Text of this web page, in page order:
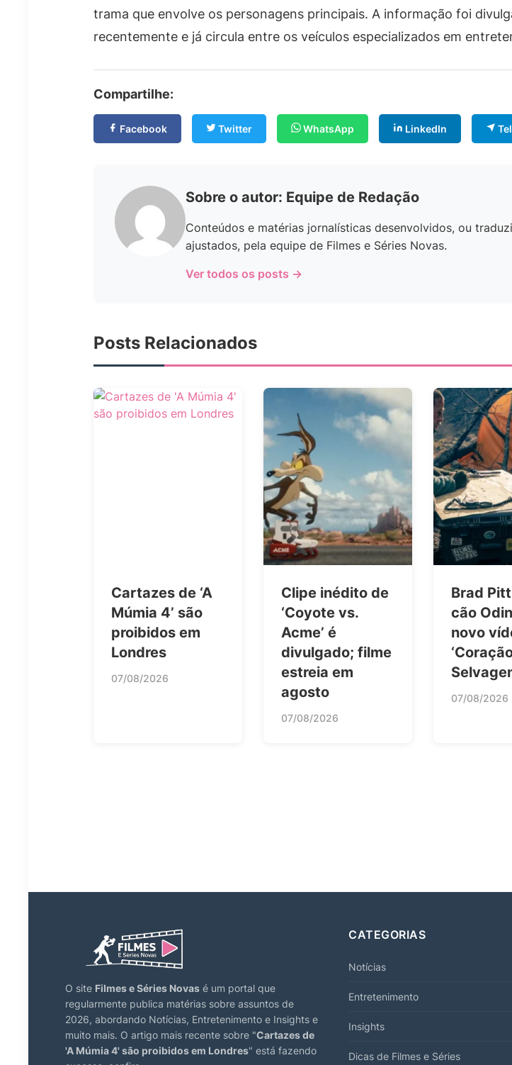
trama que envolve os personagens principais. A informação foi
recentemente e já circula entre os veículos especializados em
Compartilhe:
Facebook Twitter WhatsApp LinkedIn
Sobre o autor: Equipe de Redação
Conteúdos e matérias jornalísticas desenvolvidos, ou
ajustados, pela equipe de Filmes e Séries Novas.
Ver todos os posts →
Posts Relacionados
Cartazes de ‘A
Múmia 4’ são
proibidos em
Londres
07/08/2026
Clipe inédito de
‘Coyote vs.
Acme’ é
divulgado; filme
estreia em
agosto
07/08/2026
Brad
cão
novo
07/08/2026
O site Filmes e Séries Novas é um portal que
regularmente publica matérias sobre assuntos de
2026, abordando Notícias, Entretenimento e Insights e
muito mais. O artigo mais recente sobre "Cartazes de
'A Múmia 4' são proibidos em Londres" está fazendo
CATEGORIAS
Notícias
Entretenimento
Insights
Dicas de Filmes e Séries